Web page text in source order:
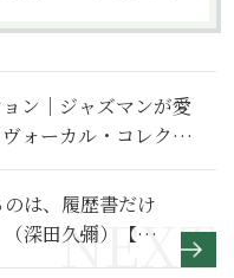
ン｜ジャズマンが愛
ォーカル・コレクシ
のは、履歴書だけ
深田久彌）【漱